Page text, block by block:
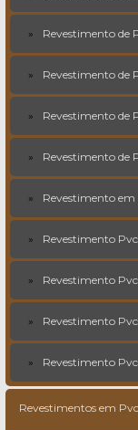
Revestimento de
Revestimento de
Revestimento de
Revestimento de
Revestimento
Revestimento Pvc
Revestimento
Revestimento
Revestimento
Revestimentos em Pvc